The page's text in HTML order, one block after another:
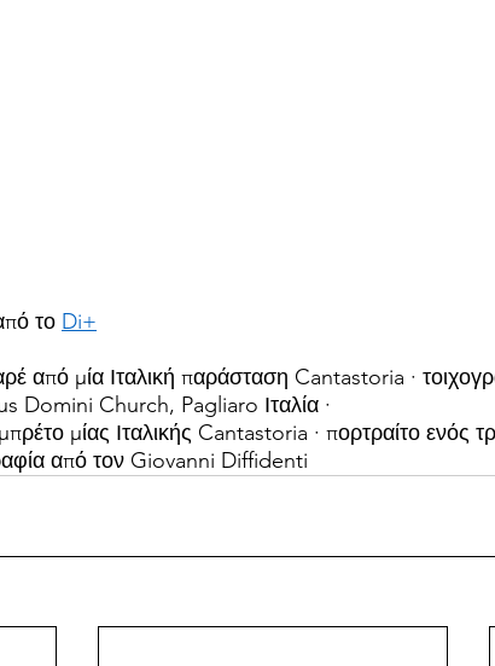
το Di+
από μία Ιταλική παράσταση Cantastoria ·
Domini Church, Pagliaro Ιταλία ·
μίας Ιταλικής Cantastoria · πορτραίτο ενός
από τον Giovanni Diffidenti